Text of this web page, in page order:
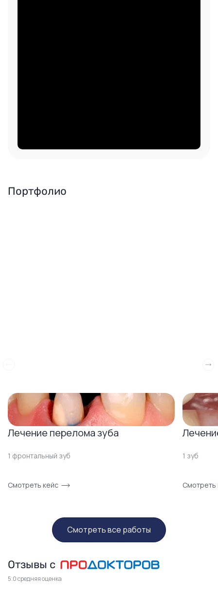
Портфолио
Лечение перелома зуба
1 фронтальный зуб
Смотреть кейс
1 зуб
Смотреть
Смотреть все работы
Отзывы с
5.0 средняя оценка